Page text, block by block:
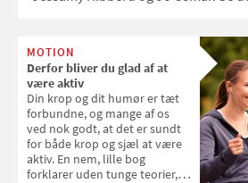
MOTION
Derfor bliver du glad af at
være aktiv
Din krop og dit humør er tæt
forbundne, og mange af os
ved nok godt, at det er sundt
for både krop og sjæl at være
aktiv. En nem, lille bog
forklarer uden tunge teorier,